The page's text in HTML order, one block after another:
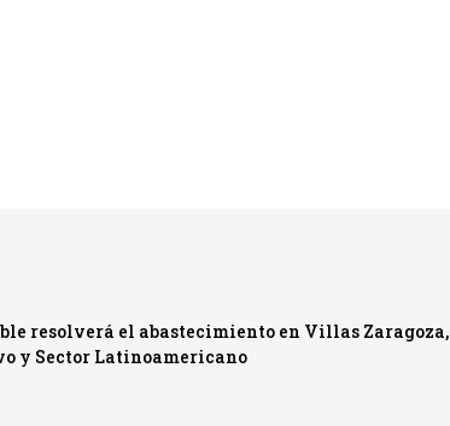
resolverá el abastecimiento en Villas Zaragoza,
y Sector Latinoamericano